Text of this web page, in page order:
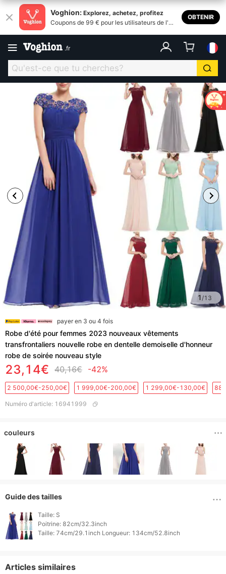
Voghion: Explorez, achetez, profitez
Coupons de 99 € pour les utilisateurs de l'ap
OBTENIR
.fr
1/13
payer en 3 ou 4 fois
Robe d'été pour femmes 2023 nouveaux vêtements
transfrontaliers nouvelle robe en dentelle demoiselle d'honneur
robe de soirée nouveau style
23,14€ 40,16€ -42%
2 500,00€-250,00€ 1 999,00€-200,00€ 1 299,00€-130,00€
Numéro d'article: 16941999
couleurs
Guide des tailles
Taille: S
Poitrine: 82cm/32.3inch
Articles similaires